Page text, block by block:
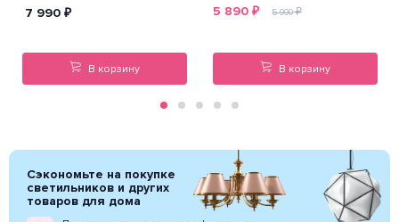
7 990 ₽
В корзину
5 890 ₽ 5 990₽
В корзину
Сэкономьте на покупке
светильников и других
товаров для дома